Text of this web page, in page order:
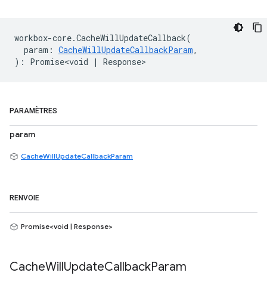
workbox-core.CacheWillUpdateCallback(
param : CacheWillUpdateCallbackParam,
) : Promise<void | Response>
PARAMÈTRES
param
CacheWillUpdateCallbackParam
RENVOIE
Promise<void | Response>
CacheWillUpdateCallbackParam